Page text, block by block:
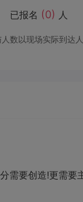
已报名 (0) 人
数以现场实际到达
需要创造!更需要